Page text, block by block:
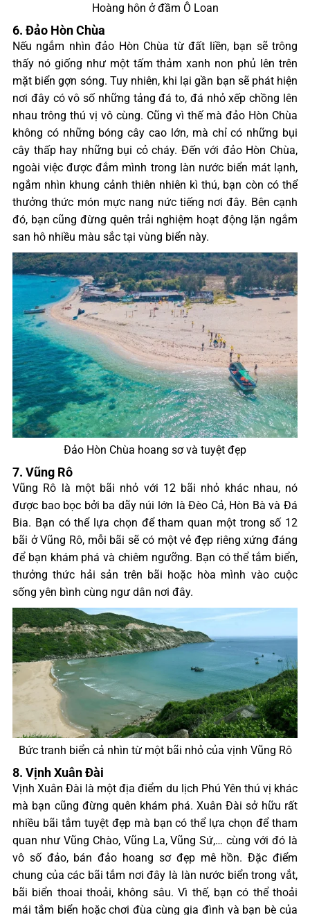
Hoàng hôn ở đầm Ô Loan
6. Đảo Hòn Chùa
Nếu ngắm nhìn đảo Hòn Chùa từ đất liền, bạn sẽ trông
thấy nó giống như một tấm thảm xanh non phủ lên trên
mặt biển gợn sóng. Tuy nhiên, khi lại gần bạn sẽ phát hiện
nơi đây có vô số những tảng đá to, đá nhỏ xếp chồng lên
nhau trông thú vị vô cùng. Cũng vì thế mà đảo Hòn Chùa
không có những bóng cây cao lớn, mà chỉ có những bụi
cây thấp hay những bụi cỏ cháy. Đến với đảo Hòn Chùa,
ngoài việc được đắm mình trong làn nước biển mát lạnh,
ngắm nhìn khung cảnh thiên nhiên kì thú, bạn còn có thể
thưởng thức món mực nang nức tiếng nơi đây. Bên cạnh
đó, bạn cũng đừng quên trải nghiệm hoạt động lặn ngắm
san hô nhiều màu sắc tại vùng biển này.
Đảo Hòn Chùa hoang sơ và tuyệt đẹp
7. Vũng Rô
Vũng Rô là một bãi nhỏ với 12 bãi nhỏ khác nhau, nó
được bao bọc bởi ba dãy núi lớn là Đèo Cả, Hòn Bà và Đá
Bia. Bạn có thể lựa chọn để tham quan một trong số 12
bãi ở Vũng Rô, mỗi bãi sẽ có một vẻ đẹp riêng xứng đáng
để bạn khám phá và chiêm ngưỡng. Bạn có thể tắm biển,
thưởng thức hải sản trên bãi hoặc hòa mình vào cuộc
sống yên bình cùng ngư dân nơi đây.
Bức tranh biển cả nhìn từ một bãi nhỏ của vịnh Vũng Rô
8. Vịnh Xuân Đài
Vịnh Xuân Đài là một địa điểm du lịch Phú Yên thú vị khác
mà bạn cũng đừng quên khám phá. Xuân Đài sở hữu rất
nhiều bãi tắm tuyệt đẹp mà bạn có thể lựa chọn để tham
quan như Vũng Chào, Vũng La, Vũng Sứ,… cùng với đó là
vô số đảo, bán đảo hoang sơ đẹp mê hồn. Đặc điểm
chung của các bãi tắm nơi đây là làn nước biển trong vắt,
bãi biển thoai thoải, không sâu. Vì thế, bạn có thể thoải
mái tắm biển hoặc chơi đùa cùng gia đình và bạn bè của